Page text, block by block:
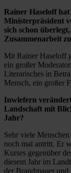
Rainer Haseloff
Ministerpräsident
sich schon
Zusammenarbeit
Mit Rainer Haseloff
ein großer
Literarisches in
Mensch, ein großer
Inwiefern
Landschaft mit
Jahr?
Sehr viele
noch mal antritt. Er
Kurses gegenüber
diesem Jahr im
der Brandmauer